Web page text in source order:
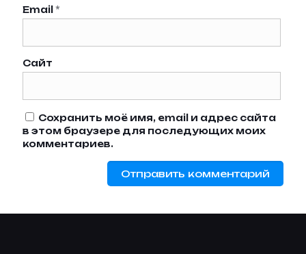
Email *
Сайт
Сохранить моё имя, email и адрес сайта
в этом браузере для последующих моих
комментариев.